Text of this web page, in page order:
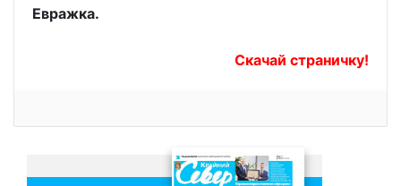
Евражка.
Скачай страничку!